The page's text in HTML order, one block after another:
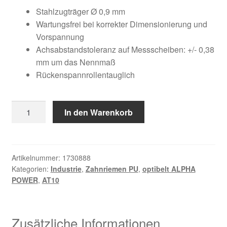
Kundeninformationen
Mein Konto
Shop
Warenkorb
Zahlungsarten
war:
83,36 €
ist:
30,19 €.
Stahlzugträger Ø 0,9 mm
Wartungsfrei bei korrekter Dimensionierung und
Vorspannung
Achsabstandstoleranz auf Messscheiben: +/- 0,38
mm um das Nennmaß
Rückenspannrollentauglich
AT10
AP
Menge
In den Warenkorb
Artikelnummer: 1730888
Kategorien: Industrie, Zahnriemen PU, optibelt ALPHA
POWER, AT10
Zusätzliche Informationen